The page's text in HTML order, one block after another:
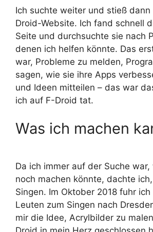
Ich suchte weiter und stieß
Droid-Website. Ich fand schnell
Seite und durchsuchte sie nach
denen ich helfen könnte. Das
war, Probleme zu melden,
sagen, wie sie ihre Apps
und Ideen mitteilen – das war
ich auf F-Droid tat.
Was ich machen
Da ich immer auf der Suche
noch machen könnte, dachte
Singen. Im Oktober 2018 fuhr
Leuten zum Singen nach
mir die Idee, Acrylbilder zu